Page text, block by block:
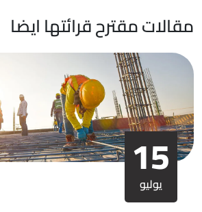
مقالات مقترح قرائتها ايضا
15
يوليو